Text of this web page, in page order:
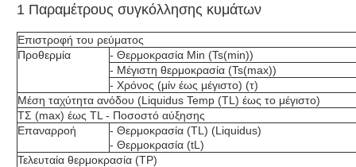
1 Παραμέτρους συγκόλλησης κυμάτων
Επιστροφή του ρεύματος
Προθερμία
- Θερμοκρασία Min (Ts(min))
- Μέγιστη θερμοκρασία (Ts(max))
- Χρόνος (μίν έως μέγιστο) (τ)
Μέση ταχύτητα ανόδου (Liquidus Temp (TL) έως το μέγιστο)
ΤΣ (max) έως TL - Ποσοστό αύξησης
Επαναρροή
- Θερμοκρασία (TL) (Liquidus)
- Θερμοκρασία (tL)
Τελευταία θερμοκρασία (TP)